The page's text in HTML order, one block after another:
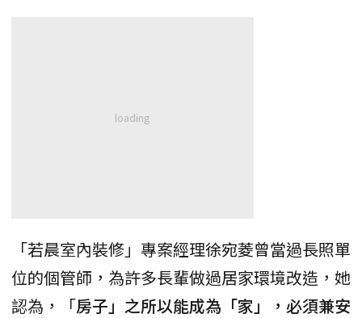
「若晨室內裝修」專案經理徐宛菱曾當過長照單
位的個管師，為許多長輩做過居家環境改造，她
認為，「房子」之所以能成為「家」，必須兼安